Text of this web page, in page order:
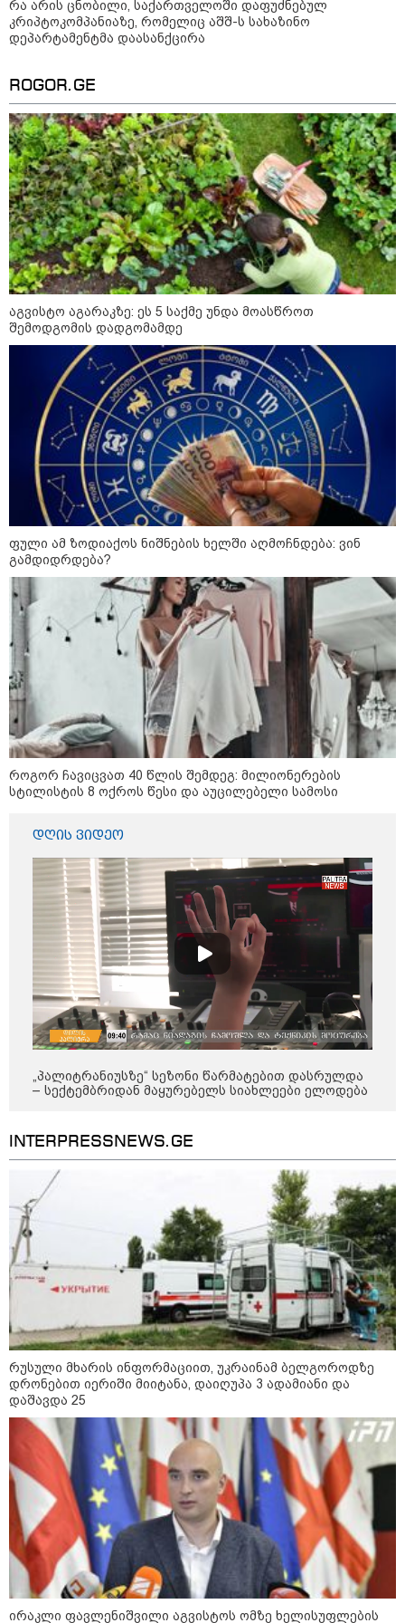
12:34 / 08-08-2026
რას აცხადებს ირაკლი კობახიძე
ელექტროენერგიის რამდენჯერმე
გათიშვასთან დაკავშირებით?
"სიმბოლურია, რომ კობახიძის
მოღალატეობრივი განცხადება
საქართველოს
თავისუფლებისთვის შეწირული
გმირების მემორიალზე
გაკეთდა" - "ნაციონალური
მოძრაობა"
19:03 / 08-08-2026
"მკაცრად ვგმობთ ირაკლი
კობახიძის განცხადებას" -
"კოალიცია ცვლილებისთვის"
16:33 / 08-08-2026
"გიორგი ბარამიძემ რაღაც
არასწორად ჩამოაყალიბა,
მაგრამ ნამდვილად არ
ეკუთვნის წიხლი ივანიშვილის
ღალატზე დაფუძნებული
დიქტატურის მსახურებისგან" -
მიხეილ სააკაშვილი
16:22 / 08-08-2026
"აი, ეს არის სამშობლოს
ღალატი" - როგორ ეხმაურება
ნიკა გვარამია აგვისტოს ომთან
დაკავშირებით ირაკლი
კატეგორიის ყველა სიახლე
„გაჩნდა მოთხოვნა სააგარაკე
მიწის ნაკვეთებზე“ - როგორ
იცვლება უძრავი ქონების ბაზარი
მონახულების შესაძლებლობა
ახლავე მოგცეთ“ - თბილისის
ახალი ზოოპარკი სატესტო
რა არის ცნობილი,
საქართველოში დაფუძნებულ
კრიპტოკომპანიაზე, რომელიც
აშშ-ს სახაზინო დეპარტამენტმა
დაასანქცირა
კონფლიქტები
რა არის ცნობილი, საქართველოში დაფუძნებულ
კრიპტოკომპანიაზე, რომელიც აშშ-ს სახაზინო
დეპარტამენტმა დაასანქცირა
ROGOR.GE
აგვისტო აგარაკზე: ეს 5 საქმე უნდა მოასწროთ
შემოდგომის დადგომამდე
ფული ამ ზოდიაქოს ნიშნების ხელში აღმოჩნდება: ვინ
გამდიდრდება?
როგორ ჩავიცვათ 40 წლის შემდეგ: მილიონერების
სტილისტის 8 ოქროს წესი და აუცილებელი სამოსი
დღის ვიდეო
„პალიტრანიუსზე“ სეზონი წარმატებით დასრულდა
– სექტემბრიდან მაყურებელს სიახლეები ელოდება
INTERPRESSNEWS.GE
რუსული მხარის ინფორმაციით, უკრაინამ ბელგოროდზე
დრონებით იერიში მიიტანა, დაიღუპა 3 ადამიანი და
დაშავდა 25
ირაკლი ფავლენიშვილი აგვისტოს ომზე ხელისუფლების